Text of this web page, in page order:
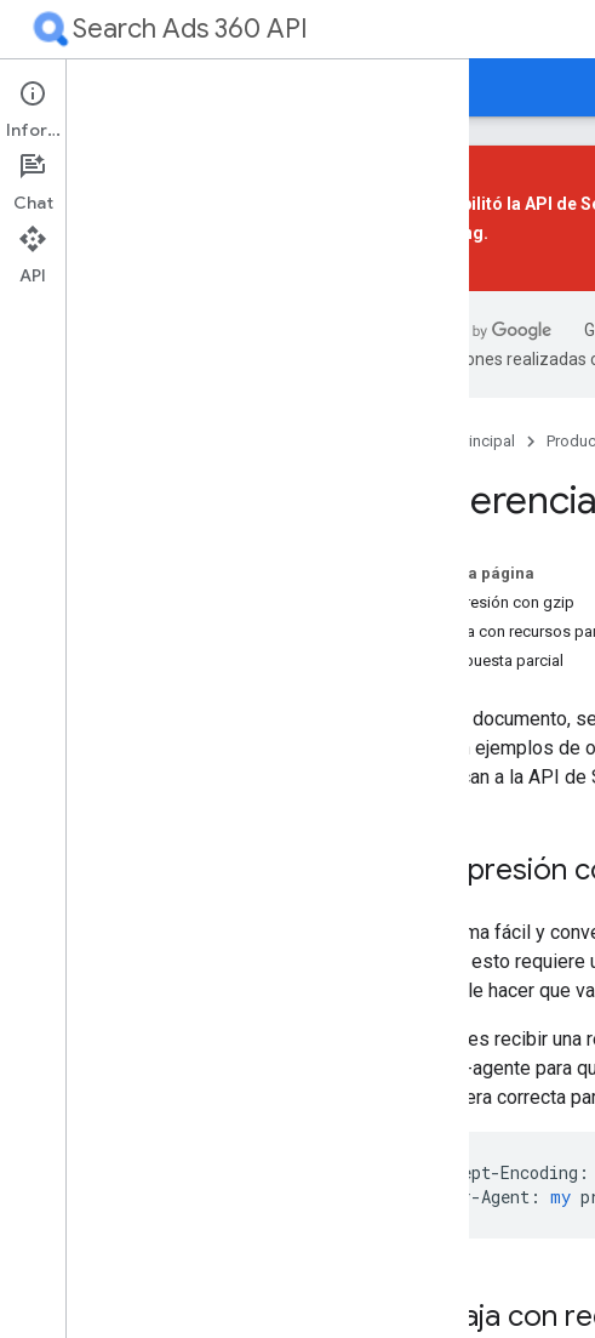
Search Ads 360 API
Descripción general
Comenzar
Se inhabilitó la API de
Reporting.
traducciones realizadas
Página principal
En esta página
Compresión con gzip
Trabaja con recursos
Respuesta parcial
En este documento,
se usan ejemplos
se aplican a la API
Compresión
Una forma fácil y
Aunque esto
red suele hacer que
Si quieres recibir
usuario-agente para
de manera correcta
Accept-Encoding:
User-Agent: my
Trabaja con
Información
Chat
API